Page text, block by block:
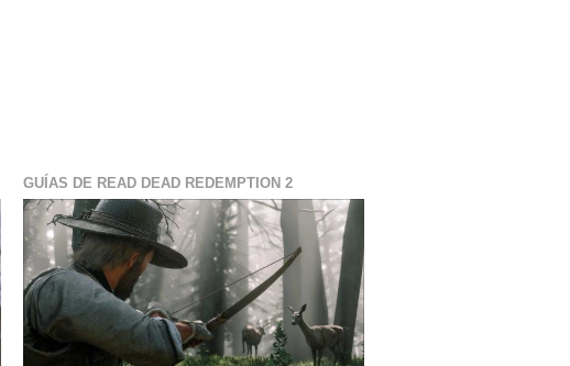
GUÍAS DE READ DEAD REDEMPTION 2